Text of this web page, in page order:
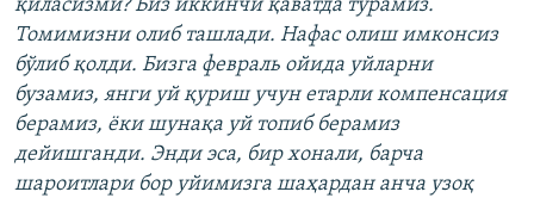
қиласизми? Биз иккинчи қаватда турамиз.
Томимизни олиб ташлади. Нафас олиш имконсиз
бўлиб қолди. Бизга февраль ойида уйларни
бузамиз, янги уй қуриш учун етарли компенсация
берамиз, ёки шунақа уй топиб берамиз
дейишганди. Энди эса, бир хонали, барча
шароитлари бор уйимизга шаҳардан анча узоқ